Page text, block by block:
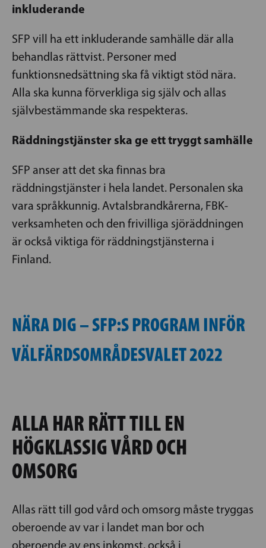
inkluderande
SFP vill ha ett inkluderande samhälle där alla
behandlas rättvist. Personer med
funktionsnedsättning ska få viktigt stöd nära.
Alla ska kunna förverkliga sig själv och allas
självbestämmande ska respekteras.
Räddningstjänster ska ge ett tryggt samhälle
SFP anser att det ska finnas bra
räddningstjänster i hela landet. Personalen ska
vara språkkunnig. Avtalsbrandkårerna, FBK-
verksamheten och den frivilliga sjöräddningen
är också viktiga för räddningstjänsterna i
Finland.
NÄRA DIG – SFP:S PROGRAM INFÖR
VÄLFÄRDSOMRÅDESVALET 2022
ALLA HAR RÄTT TILL EN
HÖGKLASSIG VÅRD OCH
OMSORG
Allas rätt till god vård och omsorg måste tryggas
oberoende av var i landet man bor och
oberoende av ens inkomst, också i